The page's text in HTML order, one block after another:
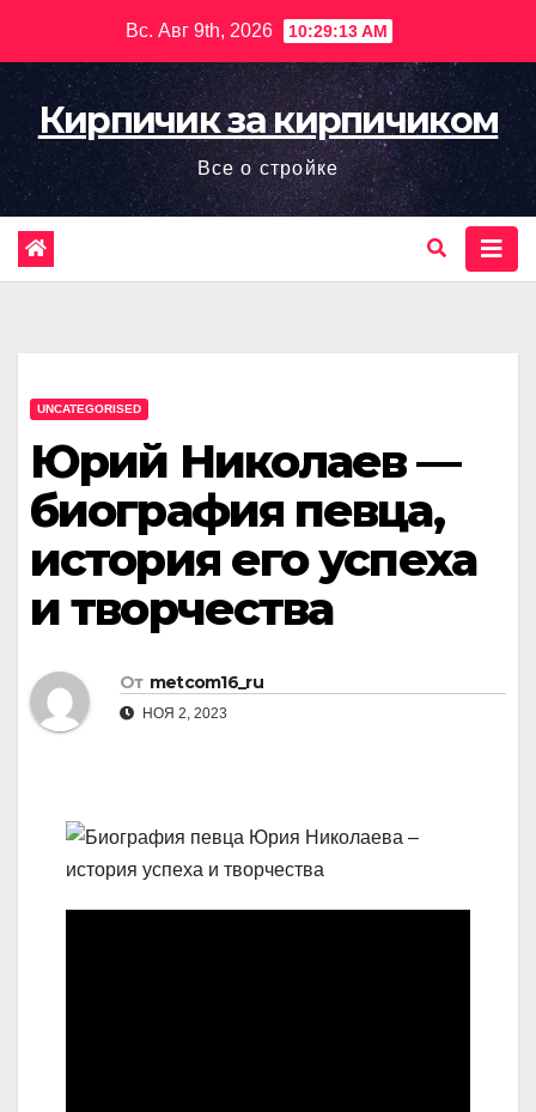
содержимому
Вс. Авг 9th, 2026 10:29:14 AM
Кирпичик за кирпичиком
Все о стройке
UNCATEGORISED
Юрий Николаев —
биография певца,
история его успеха
и творчества
От metcom16_ru
НОЯ 2, 2023